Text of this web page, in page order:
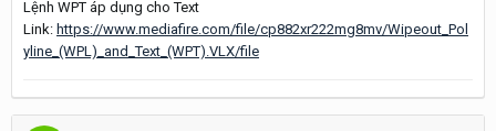
Lệnh WPT áp dụng cho Text
Link: https://www.mediafire.com/file/cp882xr222mg8mv/Wipeout_Pol
yline_(WPL)_and_Text_(WPT).VLX/file